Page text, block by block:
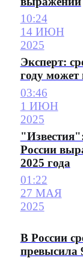
10:24
14 ИЮН
2025
Эксперт:
году может
03:46
1 ИЮН
2025
России
2025 года
01:22
27 МАЯ
2025
В России
превысила